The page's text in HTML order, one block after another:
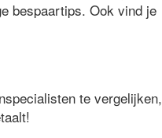
bespaartips. Ook vind je
te vergelijken,